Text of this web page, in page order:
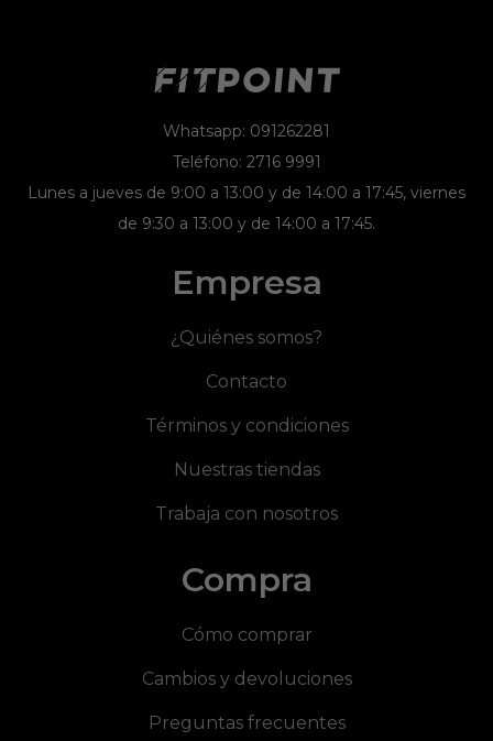
Whatsapp: 091262281
Teléfono: 2716 9991
Lunes a jueves de 9:00 a 13:00 y de 14:00 a 17:45, viernes
de 9:30 a 13:00 y de 14:00 a 17:45.
Empresa
¿Quiénes somos?
Contacto
Términos y condiciones
Nuestras tiendas
Trabaja con nosotros
Compra
Cómo comprar
Cambios y devoluciones
Preguntas frecuentes